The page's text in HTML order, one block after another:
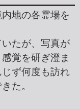
地の各霊場を
たが、写真が
覚を研ぎ澄ま
ず何度も訪れ
た。